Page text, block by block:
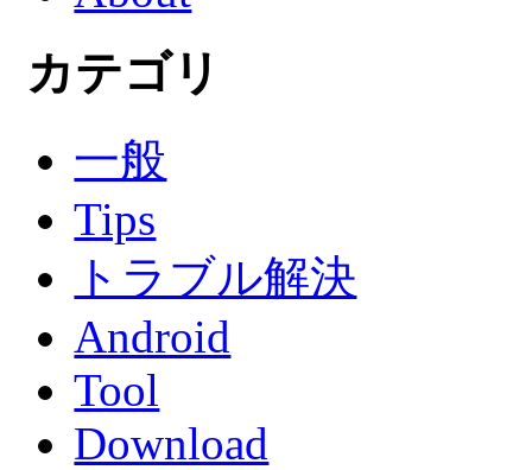
カテゴリ
一般
Tips
トラブル解決
Android
Tool
Download